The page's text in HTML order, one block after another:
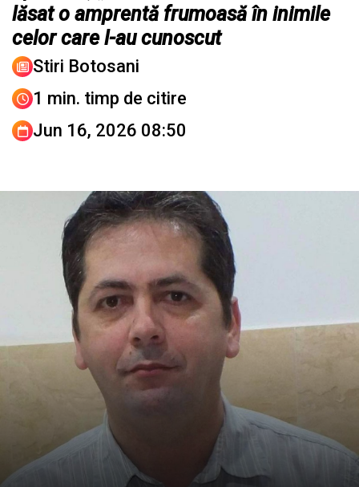
lăsat o amprentă frumoasă în inimile
celor care l-au cunoscut
Stiri Botosani
1 min. timp de citire
Jun 16, 2026 08:50